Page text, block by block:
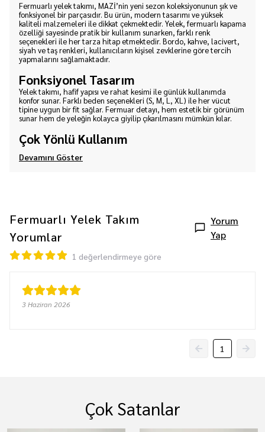
Fermuarlı yelek takımı, MAZİ’nin yeni sezon koleksiyonunun şık ve
fonksiyonel bir parçasıdır. Bu ürün, modern tasarımı ve yüksek
kaliteli malzemeleri ile dikkat çekmektedir. Yelek, fermuarlı kapama
özelliği sayesinde pratik bir kullanım sunarken, farklı renk
seçenekleri ile her tarza hitap etmektedir. Bordo, kahve, lacivert,
siyah ve taş renkleri, kullanıcıların kişisel zevklerine göre tercih
yapmalarını sağlamaktadır.
Fonksiyonel Tasarım
Yelek takımı, hafif yapısı ve rahat kesimi ile günlük kullanımda
konfor sunar. Farklı beden seçenekleri (S, M, L, XL) ile her vücut
tipine uygun bir fit sağlar. Fermuar detayı, hem estetik bir görünüm
sunar hem de yeleğin kolayca giyilip çıkarılmasını mümkün kılar.
Çok Yönlü Kullanım
Devamını Göster
Fermuarlı Yelek Takım
Yorumlar
Yorum
Yap
1 değerlendirmeye göre
3 Haziran 2026
1
Çok Satanlar